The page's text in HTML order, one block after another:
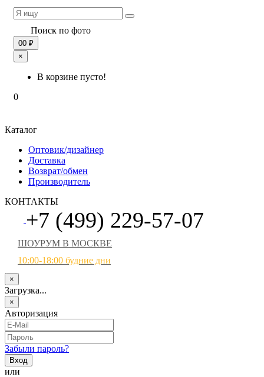
Поиск по фото
00 ₽
×
В корзине пусто!
0
Каталог
Оптовик/дизайнер
Доставка
Возврат/обмен
Производитель
КОНТАКТЫ
+7 (499) 229-57-07
ШОУРУМ В МОСКВЕ
10:00-18:00 будние дни
×
Загрузка...
×
Авторизация
Забыли пароль?
или